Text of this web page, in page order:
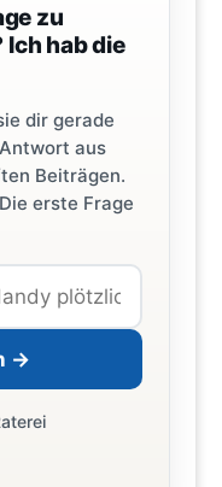
zu
Ich hab die
dir gerade
aus
Beiträgen.
erste Frage
→